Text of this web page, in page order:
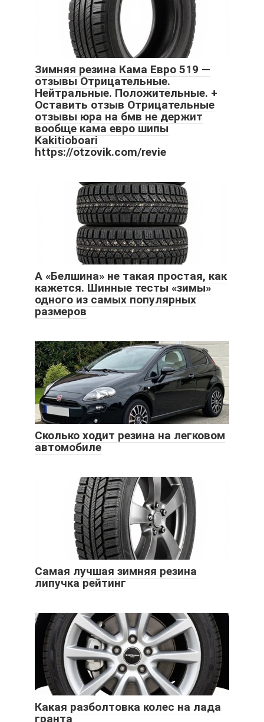
Зимняя резина Кама Евро 519 —
отзывы Отрицательные.
Нейтральные. Положительные. +
Оставить отзыв Отрицательные
отзывы юра на бмв не держит
вообще кама евро шипы
Kakitioboari
https://otzovik.com/revie
А «Белшина» не такая простая, как
кажется. Шинные тесты «зимы»
одного из самых популярных
размеров
Сколько ходит резина на легковом
автомобиле
Самая лучшая зимняя резина
липучка рейтинг
Какая разболтовка колес на лада
гранта